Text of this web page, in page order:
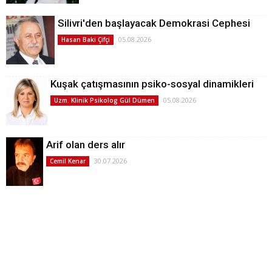
Silivri'den başlayacak Demokrasi Cephesi
Hasan Baki Çifçi 05.08.2026
Kuşak çatışmasının psiko-sosyal dinamikleri
Uzm. Klinik Psikolog Gül Dümen 05.08.2026
Arif olan ders alır
Cemil Kenar 30.07.2026